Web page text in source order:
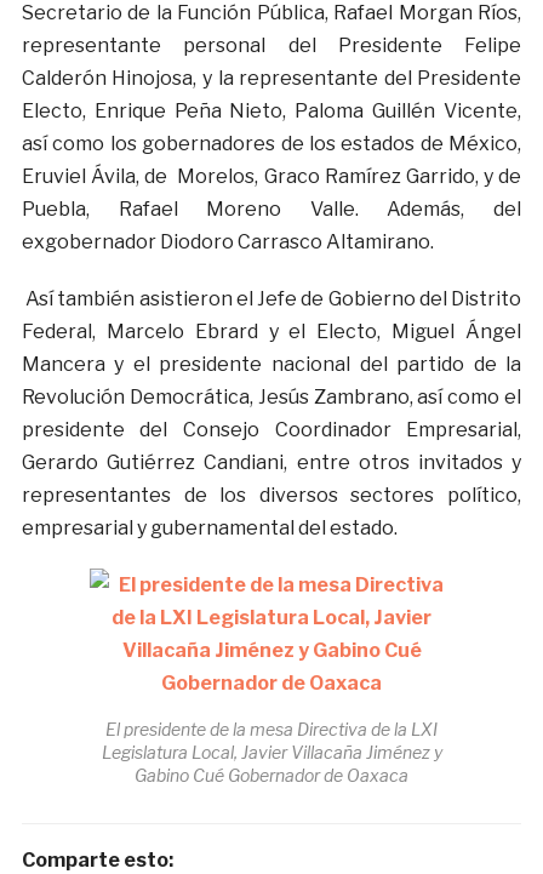
Secretario de la Función Pública, Rafael Morgan Ríos,
representante personal del Presidente Felipe
Calderón Hinojosa, y la representante del Presidente
Electo, Enrique Peña Nieto, Paloma Guillén Vicente,
así como los gobernadores de los estados de México,
Eruviel Ávila, de Morelos, Graco Ramírez Garrido, y de
Puebla, Rafael Moreno Valle. Además, del
exgobernador Diodoro Carrasco Altamirano.
Así también asistieron el Jefe de Gobierno del Distrito
Federal, Marcelo Ebrard y el Electo, Miguel Ángel
Mancera y el presidente nacional del partido de la
Revolución Democrática, Jesús Zambrano, así como el
presidente del Consejo Coordinador Empresarial,
Gerardo Gutiérrez Candiani, entre otros invitados y
representantes de los diversos sectores político,
empresarial y gubernamental del estado.
El presidente de la mesa Directiva de la LXI
Legislatura Local, Javier Villacaña Jiménez y
Gabino Cué Gobernador de Oaxaca
Comparte esto: